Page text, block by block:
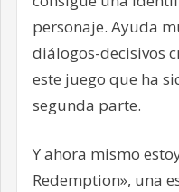
personaje. Ayuda
diálogos-decisivos
este juego que ha
segunda parte.
Y ahora mismo
Redemption», una